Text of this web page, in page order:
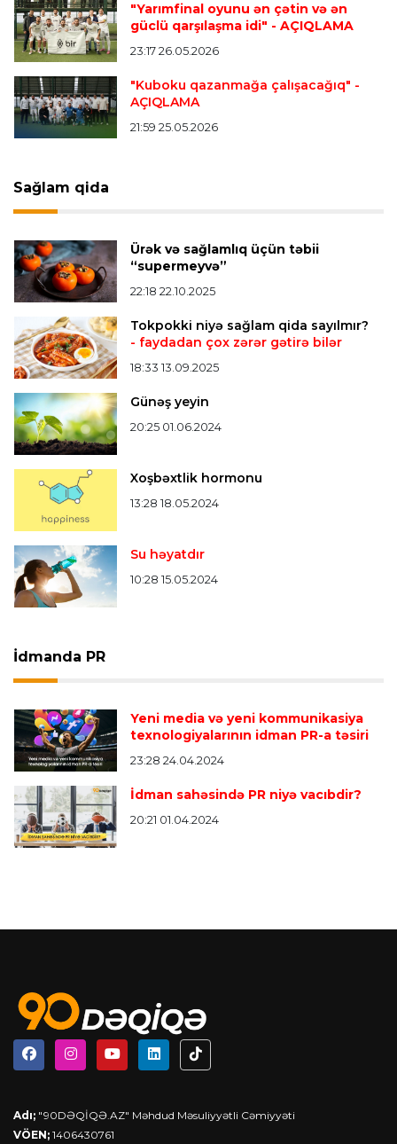
Transfer 22:54 07.08.2026
"Mançester Siti" argentinalı qapıçını transfer
edir
Offside 19:46 07.08.2026
bürünc medalın sahibi müəyyənləşdi
Misli Premyer liqa 16:52 07.08.2026
"Zirə" Namik Ələskərovla yollarını ayırdı
Bütün xəbərlər >>>
"Yarımfinal oyunu ən çətin və ən
güclü qarşılaşma idi" - AÇIQLAMA
23:17 26.05.2026
"Kuboku qazanmağa çalışacağıq" -
AÇIQLAMA
21:59 25.05.2026
Sağlam qida
Ürək və sağlamlıq üçün təbii
“supermeyvə”
22:18 22.10.2025
Tokpokki niyə sağlam qida sayılmır?
- faydadan çox zərər gətirə bilər
18:33 13.09.2025
Günəş yeyin
20:25 01.06.2024
Xoşbəxtlik hormonu
13:28 18.05.2024
Su həyatdır
10:28 15.05.2024
İdmanda PR
Yeni media və yeni kommunikasiya
texnologiyalarının idman PR-a təsiri
23:28 24.04.2024
İdman sahəsində PR niyə vacıbdir?
20:21 01.04.2024
Adı; "90DƏQİQƏ.AZ" Məhdud Məsuliyyətli Cəmiyyəti
VÖEN; 1406430761